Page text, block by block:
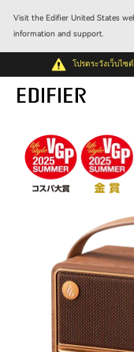
Visit the Edifier United States
information and support.
โปรดระวังเว็บไซ